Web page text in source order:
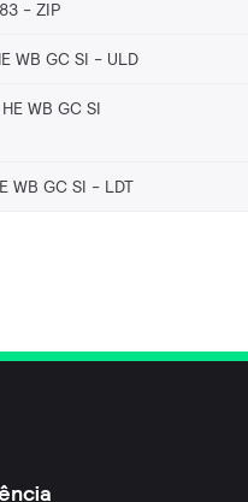
ZIP
WB GC SI ULD
WB GC SI
WB GC SI LDT